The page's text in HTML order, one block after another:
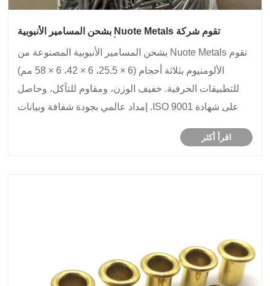
تقوم شركة Nuote Metals بشحن المسامير الأنبوبية
والديكور
تقوم Nuote Metals بشحن المسامير الأنبوبية المصنوعة من
الألومنيوم بثلاثة أحجام (6 × 25.5، 6 × 42، 6 × 58 مم)
للتطبيقات الحرفية. خفيف الوزن، ومقاوم للتآكل، وحاصل
على شهادة ISO 9001. إمداد عالمي بجودة شفافة وبيانات
اقرأ أكثر